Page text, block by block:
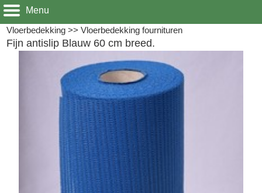
Menu
Vloerbedekking >>Vloerbedekking fournituren
Fijn antislip Blauw 60 cm breed.